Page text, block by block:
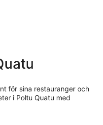
för sina restauranger och
i Poltu Quatu med